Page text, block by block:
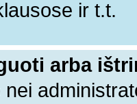
ir t.t.
arba